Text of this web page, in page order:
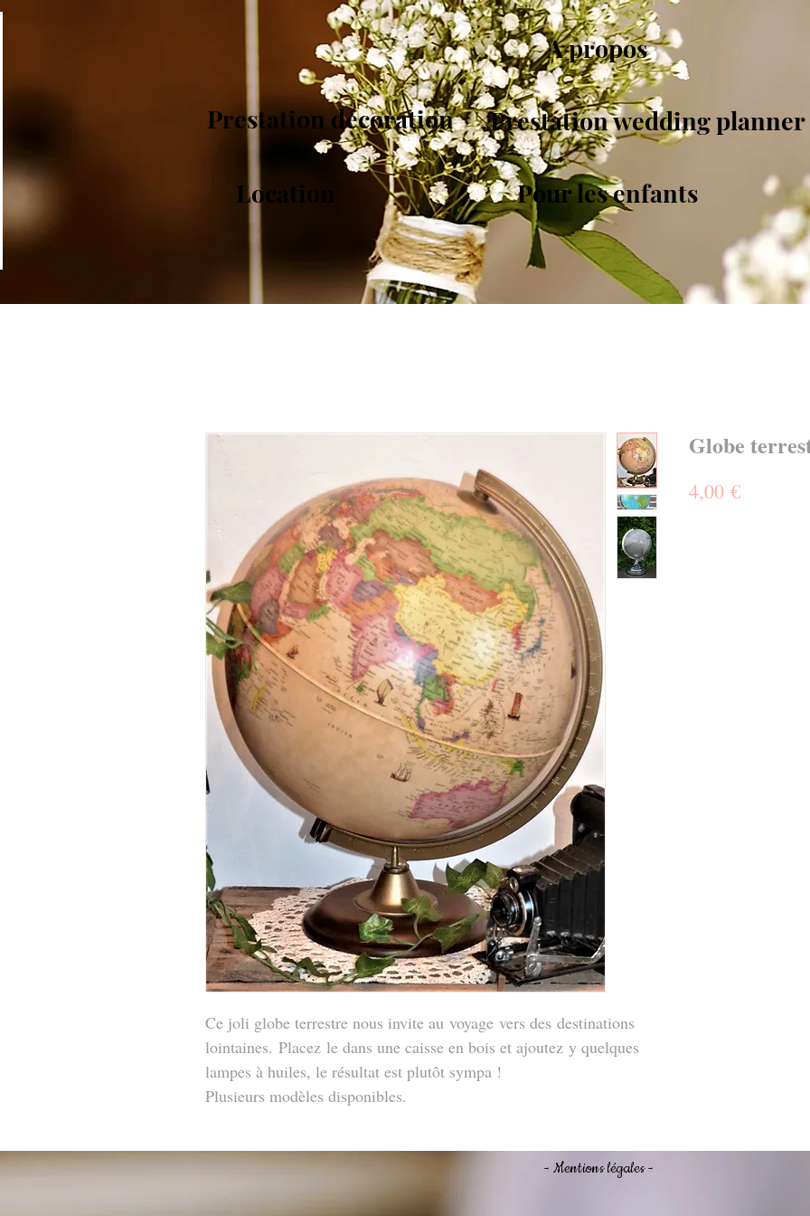
Prestation décoration
Location
A propos
Prestation wedding planner
Pour les enfants
Ce joli globe terrestre nous invite au voyage vers des destinations
lointaines. Placez le dans une caisse en bois et ajoutez y quelques
lampes à huiles, le résultat est plutôt sympa !
Plusieurs modèles disponibles.
Globe
4,00 €Prix
- Mentions légales -